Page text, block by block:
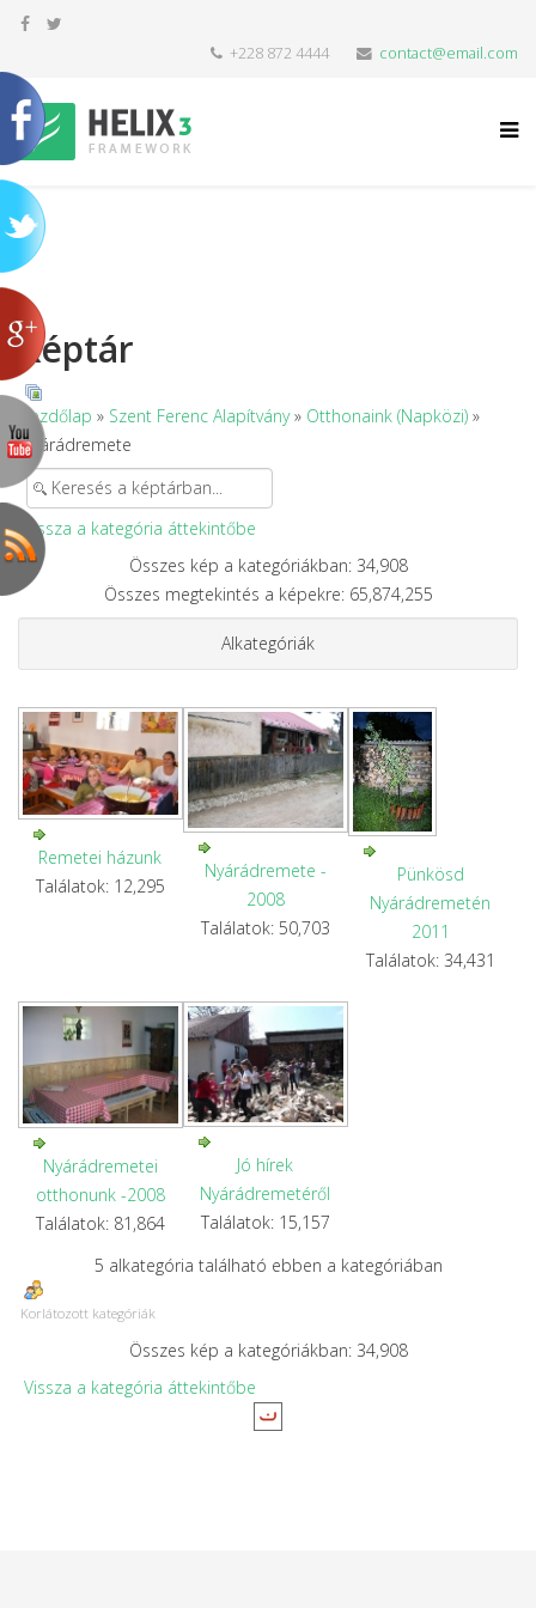
+228 872 4444 contact@email.com
Képtár
Kezdőlap » Szent Ferenc Alapítvány» Otthonaink (Napközi) »
Nyárádremete
Vissza a kategória áttekintőbe
Összes kép a kategóriákban: 34,908
Összes megtekintés a képekre: 65,874,255
Alkategóriák
Remetei házunk
Találatok: 12,295
Nyárádremete -
2008
Találatok: 50,703
Pünkösd
Nyárádremetén
2011
Találatok: 34,431
Nyárádremetei
otthonunk -2008
Találatok: 81,864
Jó hírek
Nyárádremetéről
Találatok: 15,157
5 alkategória található ebben a kategóriában
Korlátozott kategóriák
Összes kép a kategóriákban: 34,908
Vissza a kategória áttekintőbe